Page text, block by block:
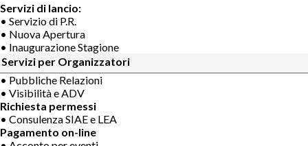
Servizi di lancio:
• Servizio di P.R.
• Nuova Apertura
• Inaugurazione Stagione
Servizi per Organizzatori
• Pubbliche Relazioni
• Visibilità e ADV
Richiesta permessi
• Consulenza SIAE e LEA
Pagamento on-line